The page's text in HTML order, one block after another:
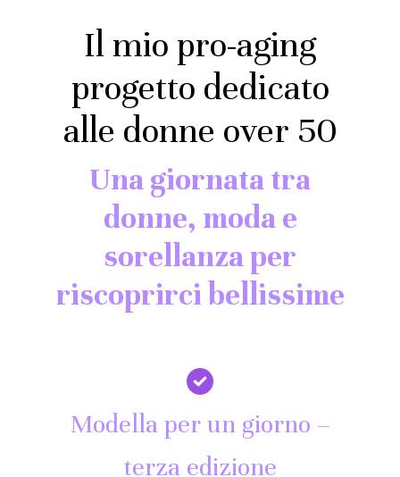
Il mio pro-aging
progetto dedicato
alle donne over 50
Una giornata tra
donne, moda e
sorellanza per
riscoprirci bellissime
Modella per un giorno –
terza edizione